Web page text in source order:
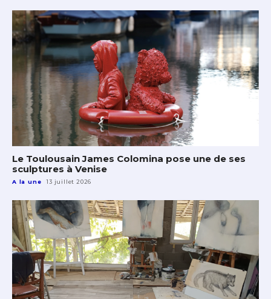
Le Toulousain James Colomina pose une de ses
sculptures à Venise
A la une 13 juillet 2026